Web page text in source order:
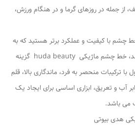
از جمله در روزهای گرما و در هنگام ورزش،
چشم با کیفیت و عملکرد برتر هستید که به
چشمانتان جلوه‌ جذابی ببخشد، خط چشم ماژیکی huda beauty گزینه‌
ترکیبات منحصر به فرد، ماندگاری بالا، قلم
و تعریق، ابزاری اساسی برای ایجاد یک
می‌ باشد.
هدی بیوتی